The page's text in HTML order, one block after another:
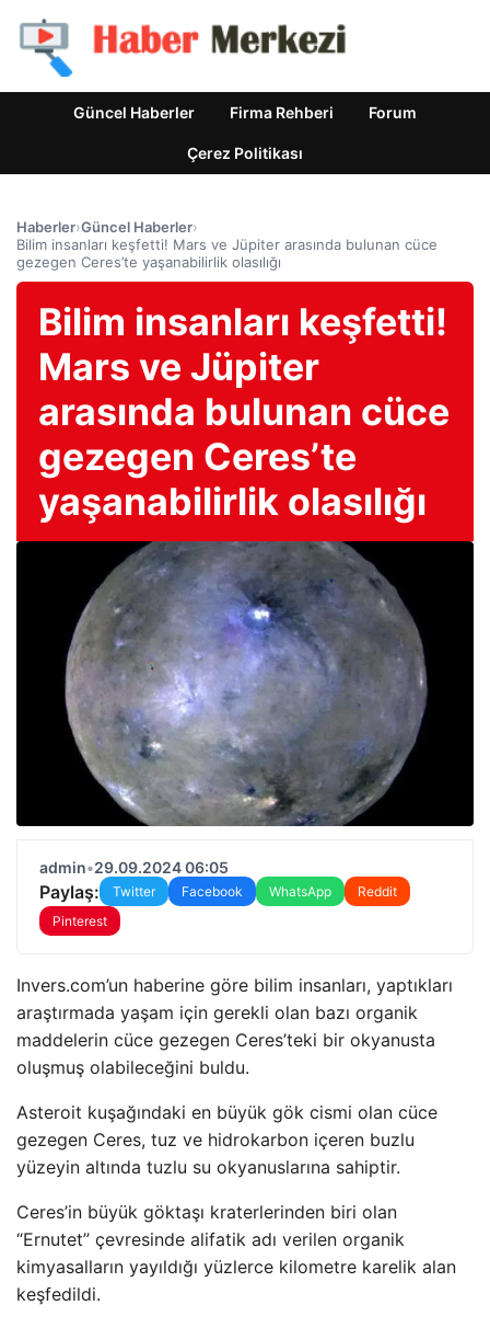
Güncel Haberler Firma Rehberi Forum
Çerez Politikası
Haberler›Güncel Haberler›
Bilim insanları keşfetti! Mars ve Jüpiter arasında bulunan cüce
gezegen Ceres’te yaşanabilirlik olasılığı
Bilim insanları keşfetti!
Mars ve Jüpiter
arasında bulunan cüce
gezegen Ceres’te
yaşanabilirlik olasılığı
admin•29.09.2024 06:05
Paylaş: Twitter Facebook WhatsApp
Reddit
Pinterest
Invers.com’un haberine göre bilim insanları, yaptıkları
araştırmada yaşam için gerekli olan bazı organik
maddelerin cüce gezegen Ceres’teki bir okyanusta
oluşmuş olabileceğini buldu.
Asteroit kuşağındaki en büyük gök cismi olan cüce
gezegen Ceres, tuz ve hidrokarbon içeren buzlu
yüzeyin altında tuzlu su okyanuslarına sahiptir.
Ceres’in büyük göktaşı kraterlerinden biri olan
“Ernutet” çevresinde alifatik adı verilen organik
kimyasalların yayıldığı yüzlerce kilometre karelik alan
keşfedildi.